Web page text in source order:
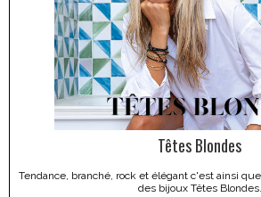
Têtes Blondes
Tendance, branché, rock et élégant c'est ainsi
des bijoux Têtes Blondes.